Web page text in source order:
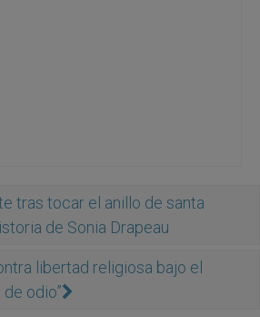
tras tocar el anillo de santa
de Sonia Drapeau
libertad religiosa bajo el
odio”